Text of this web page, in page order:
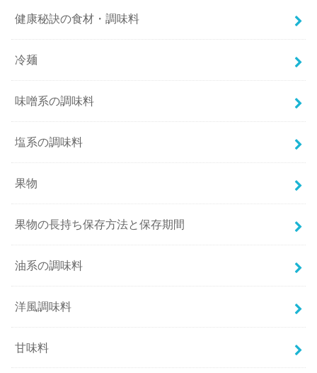
健康秘訣の食材・調味料
冷麺
味噌系の調味料
塩系の調味料
果物
果物の長持ち保存方法と保存期間
油系の調味料
洋風調味料
甘味料